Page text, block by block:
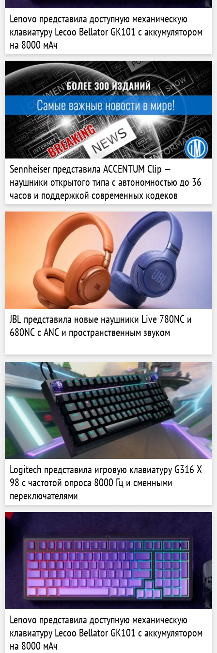
Lenovo представила доступную механическую
клавиатуру Lecoo Bellator GK101 с аккумулятором
на 8000 мАч
Sennheiser представила ACCENTUM Clip —
наушники открытого типа с автономностью до 36
часов и поддержкой современных кодеков
JBL представила новые наушники Live 780NC и
680NC с ANC и пространственным звуком
Logitech представила игровую клавиатуру G316 X
98 с частотой опроса 8000 Гц и сменными
переключателями
Lenovo представила доступную механическую
клавиатуру Lecoo Bellator GK101 с аккумулятором
на 8000 мАч